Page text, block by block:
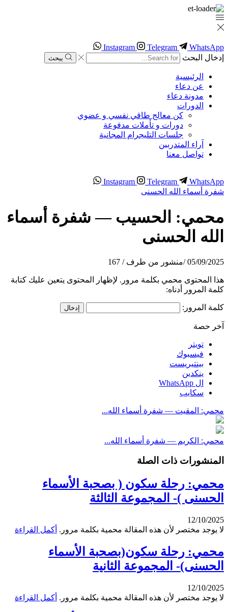
Instagram Telegram
WhatsApp
إدخال البحث
يبحث
الرئيسية
عن دعاء
مدونة دعاء
الدورات
كن معالج طاقي نفسي و عضوي
دورات و تأملات مدفوعة
جلسات التليجرام المجانية
آراء المتدربين
تواصل معنا
Instagram Telegram
WhatsApp
شفرة أسماء الله الحسنى
محمي: الحسيب — شفرة أسماء
الله الحسنى
05/09/2025
/منشور من طرف/
167
هذا المحتوى محمي بكلمة مرور. لإظهار المحتوى يتعين عليك كتابة
كلمة المرور أدناه:
كلمة المرور:
آخر حصة
تويتر
فيسبوك
بينتيريست
ينكدين
ال WhatsApp
سكايب
محمي: المقيت — شفرة أسماء الله...
محمي: الكريم — شفرة أسماء الله...
المنشورات ذات الصلة
محمي: رحلة سكون ( بصحبة الأسماء
الحسنى )- المجموعة الثالثة
12/10/2025
لا يوجد مختصر لأن هذه المقالة محمية بكلمة مرور. أكمل القراءة
محمي: رحلة سكون(بصحبة الأسماء
الحسنى)- المجموعة الثانية
12/10/2025
لا يوجد مختصر لأن هذه المقالة محمية بكلمة مرور. أكمل القراءة